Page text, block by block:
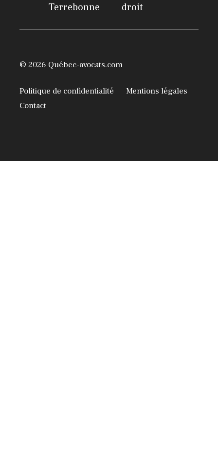
Terrebonne
droit
© 2026 Québec-avocats.com
Politique de confidentialité
Mentions légales
Contact